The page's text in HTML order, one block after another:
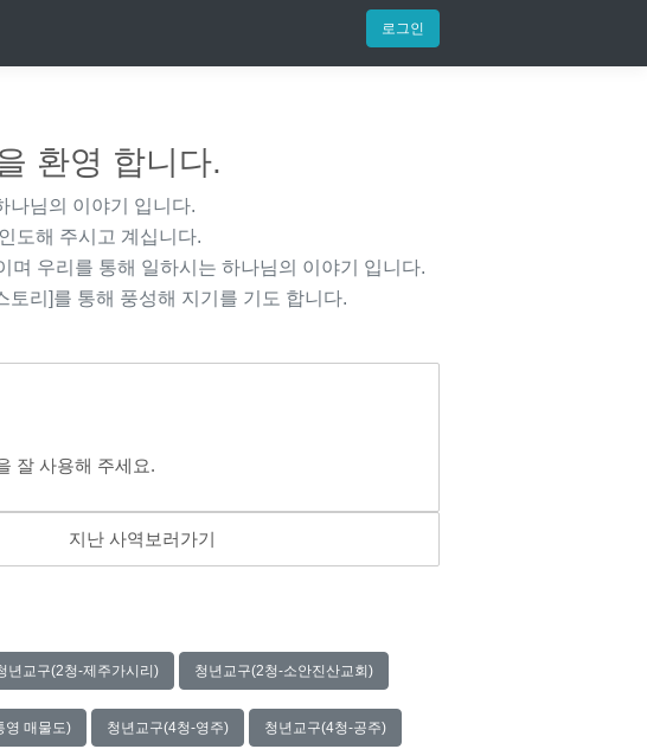
로그인
환영 합니다.
나님의 이야기 입니다.
도해 주시고 계십니다.
우리를 통해 일하시는 하나님의 이야기 입니다.
토리]를 통해 풍성해 지기를 기도 합니다.
잘 사용해 주세요.
지난 사역보러가기
년교구(2청-제주가시리) 청년교구(2청-소안진산교회)
영 매물도) 청년교구(4청-영주) 청년교구(4청-공주)